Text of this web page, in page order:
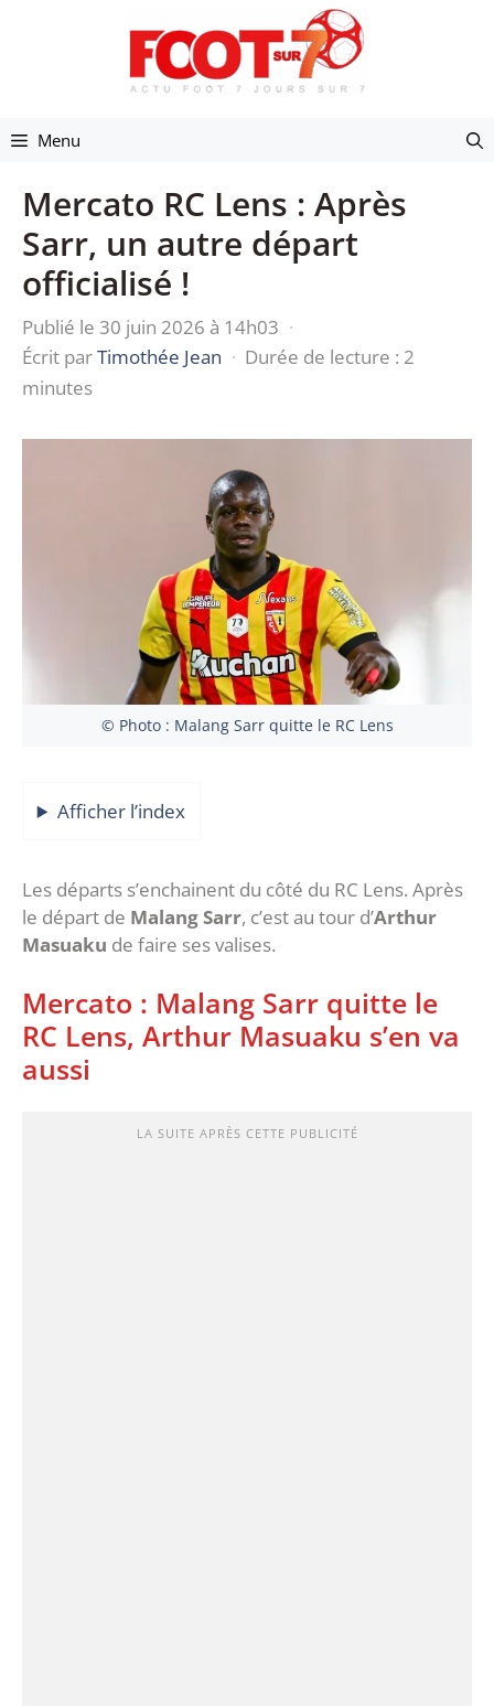
Menu
Mercato RC Lens : Après
Sarr, un autre départ
officialisé !
Publié le 30 juin 2026 à 14h03 ·
Écrit parTimothée Jean · Durée de lecture : 2
minutes
© Photo : Malang Sarr quitte le RC Lens
Afficher l’index
Les départs s’enchainent du côté du RC Lens. Après
le départ de Malang Sarr, c’est au tour d’Arthur
Masuaku de faire ses valises.
Mercato : Malang Sarr quitte le
RC Lens, Arthur Masuaku s’en va
aussi
LA SUITE APRÈS CETTE PUBLICITÉ